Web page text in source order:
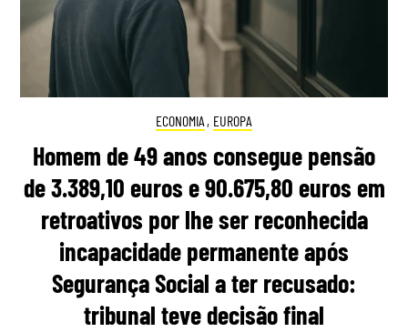
ECONOMIA , EUROPA
Homem de 49 anos consegue pensão
de 3.389,10 euros e 90.675,80 euros em
retroativos por lhe ser reconhecida
incapacidade permanente após
Segurança Social a ter recusado:
tribunal teve decisão final